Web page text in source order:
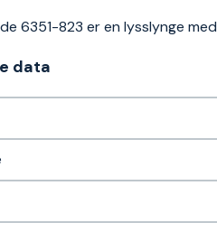
6351-823 er en lysslynge
data​